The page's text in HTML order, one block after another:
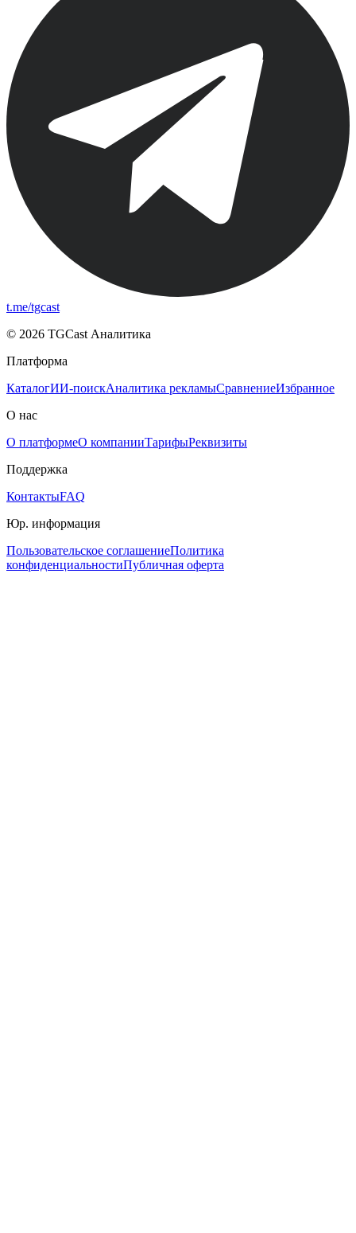
t.me/tgcast
© 2026 TGCast Аналитика
Платформа
КаталогИИ-поискАналитика рекламыСравнениеИзбранное
О нас
О платформеО компанииТарифыРеквизиты
Поддержка
КонтактыFAQ
Юр. информация
Пользовательское соглашениеПолитика
конфиденциальностиПубличная оферта